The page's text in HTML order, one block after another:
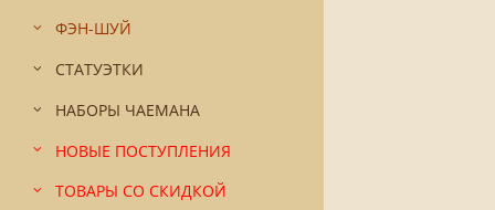
ФЭН-ШУЙ
СТАТУЭТКИ
НАБОРЫ ЧАЕМАНА
НОВЫЕ ПОСТУПЛЕНИЯ
ТОВАРЫ СО СКИДКОЙ